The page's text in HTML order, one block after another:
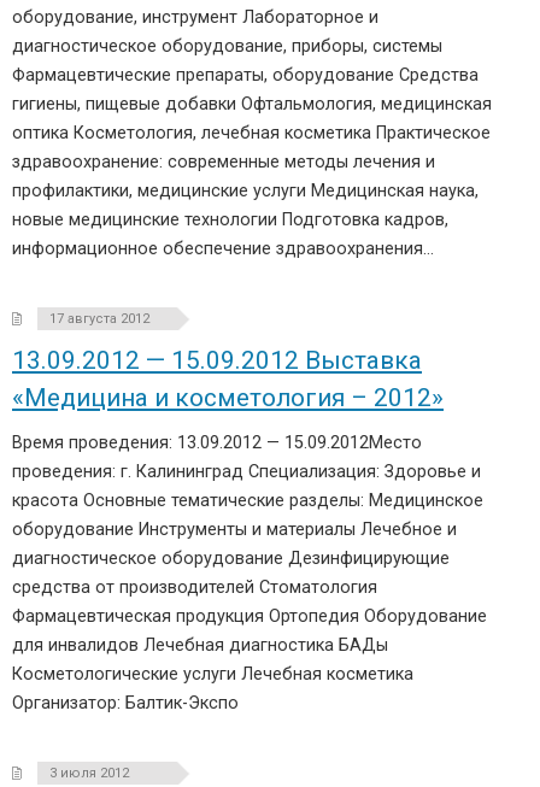
оборудование, инструмент Лабораторное и
диагностическое оборудование, приборы, системы
Фармацевтические препараты, оборудование Средства
гигиены, пищевые добавки Офтальмология, медицинская
оптика Косметология, лечебная косметика Практическое
здравоохранение: современные методы лечения и
профилактики, медицинские услуги Медицинская наука,
новые медицинские технологии Подготовка кадров,
информационное обеспечение здравоохранения…
17 августа 2012
13.09.2012 — 15.09.2012 Выставка
«Медицина и косметология – 2012»
Время проведения: 13.09.2012 — 15.09.2012Место
проведения: г. Калининград Специализация: Здоровье и
красота Основные тематические разделы: Медицинское
оборудование Инструменты и материалы Лечебное и
диагностическое оборудование Дезинфицирующие
средства от производителей Стоматология
Фармацевтическая продукция Ортопедия Оборудование
для инвалидов Лечебная диагностика БАДы
Косметологические услуги Лечебная косметика
Организатор: Балтик-Экспо
3 июля 2012